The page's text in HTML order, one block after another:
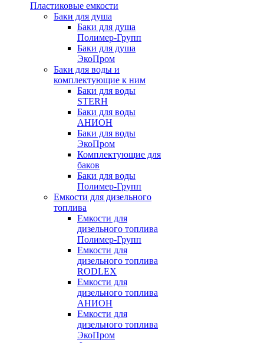
Пластиковые емкости
Баки для душа
Баки для душа
Полимер-Групп
Баки для душа
ЭкоПром
Баки для воды и
комплектующие к ним
Баки для воды
STERH
Баки для воды
АНИОН
Баки для воды
ЭкоПром
Комплектующие для
баков
Баки для воды
Полимер-Групп
Емкости для дизельного
топлива
Емкости для
дизельного топлива
Полимер-Групп
Емкости для
дизельного топлива
RODLEX
Емкости для
дизельного топлива
АНИОН
Емкости для
дизельного топлива
ЭкоПром